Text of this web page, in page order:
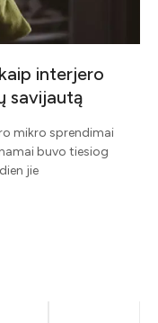
interjero
savijautą
mikro sprendimai
buvo tiesiog
jie